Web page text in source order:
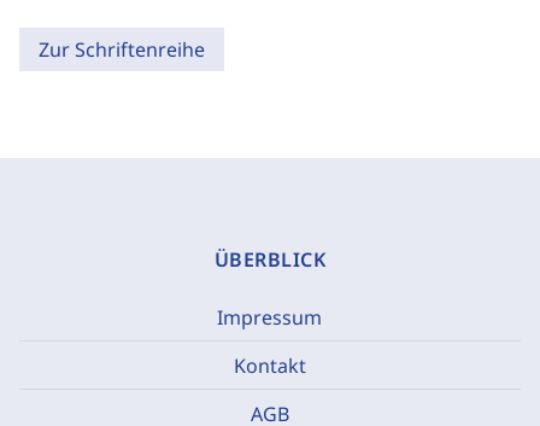
Zur Schriftenreihe
ÜBERBLICK
Impressum
Kontakt
AGB